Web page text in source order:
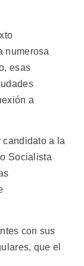
numerosa
esas
a
a la
Socialista
con sus
que el